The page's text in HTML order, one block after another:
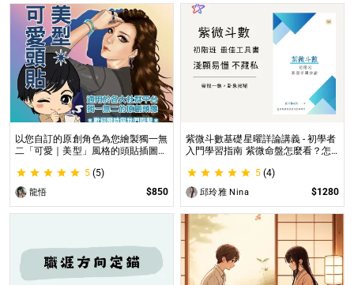
以您自訂的原創角色為您繪製獨一無
二「可愛｜美型」風格的頭貼插圖！
情」和「動作」的理想頭貼！
5 (5)
龍悟 $850
紫微斗數基礎星曜詳論講義 - 初學者
入門學習指南 紫微命盤怎麼看？怎
工具書，淺顯易懂不藏私！
5 (4)
邱玲雅 Nina $1280